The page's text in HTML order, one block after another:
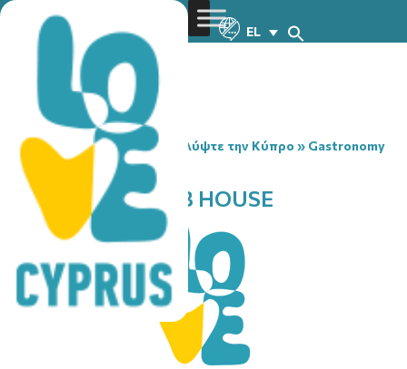
EL
You are here:Home» Ανακαλύψτε την Κύπρο » Gastronomy
» COSTAROS KEBAB HOUSE
COSTAROS KEBAB HOUSE